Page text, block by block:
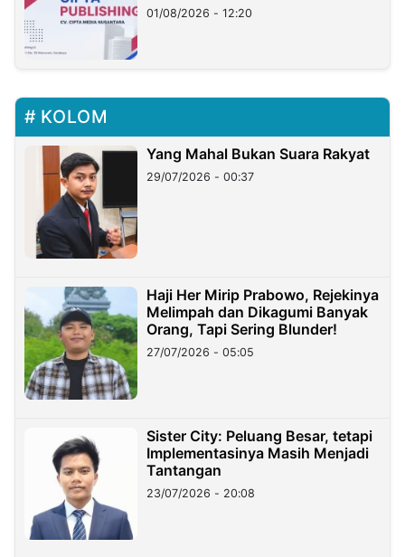
01/08/2026 - 12:20
KOLOM
Yang Mahal Bukan Suara Rakyat
29/07/2026 - 00:37
Haji Her Mirip Prabowo, Rejekinya
Melimpah dan Dikagumi Banyak
Orang, Tapi Sering Blunder!
27/07/2026 - 05:05
Sister City: Peluang Besar, tetapi
Implementasinya Masih Menjadi
Tantangan
23/07/2026 - 20:08